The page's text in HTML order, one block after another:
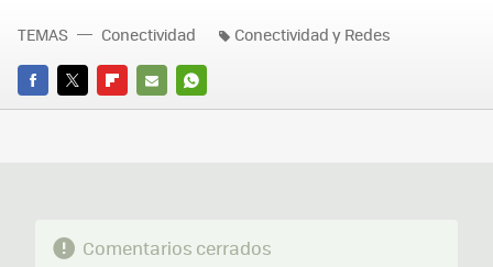
FACEBOOK
TWITTERFLIPBOARD
E-
WHATSAPP
TEMAS Conectividad Conectividad y Redes
Comentarios cerrados